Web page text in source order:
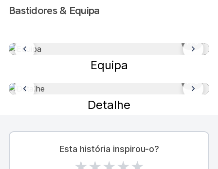
Bastidores & Equipa
Equipa
Detalhe
Esta história inspirou-o?